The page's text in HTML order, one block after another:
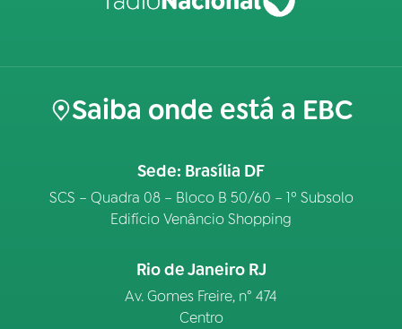
Saiba onde está a EBC
Sede: Brasília DF
SCS – Quadra 08 – Bloco B 50/60 – 1º Subsolo
Edifício Venâncio Shopping
Rio de Janeiro RJ
Av. Gomes Freire, n° 474
Centro